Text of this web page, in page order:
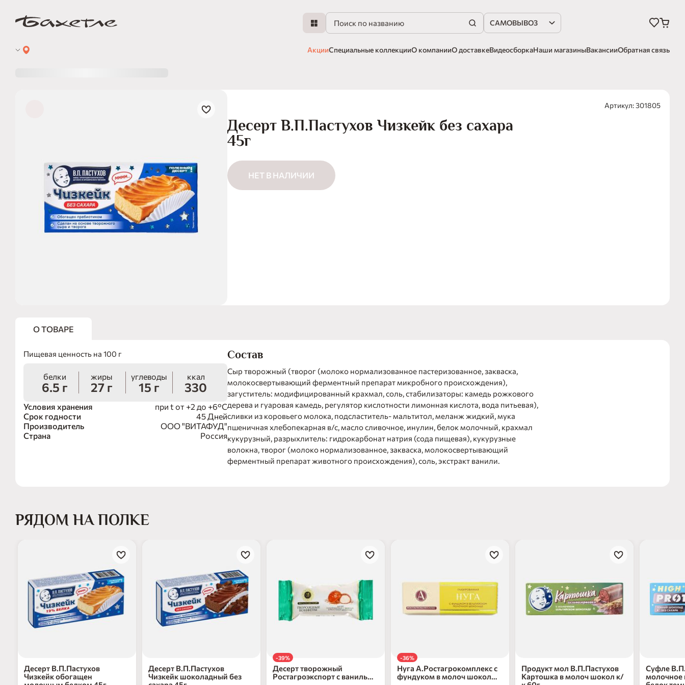
САМОВЫВОЗ
АкцииСпециальные коллекцииО компанииО доставкеВидеосборкаНаши магазиныВакансииОбратная связь
Десерт В.П.Пастухов Чизкейк без сахара
45г
НЕТ В НАЛИЧИИ
Артикул: 301805
О ТОВАРЕ
Пищевая ценность на 100 г
белки
6.5 г
жиры
27 г
углеводы
15 г
ккал
330
Условия хранения
при t от +2 до +6°С
Срок годности
45 Дней
Производитель
ООО "ВИТАФУД"
Страна
Россия
Состав
Сыр творожный (творог (молоко нормализованное пастеризованное, закваска,
молокосвертывающий ферментный препарат микробного происхождения),
загуститель: модифицированный крахмал, соль, стабилизаторы: камедь рожкового
дерева и гуаровая камедь, регулятор кислотности лимонная кислота, вода питьевая),
сливки из коровьего молока, подсластитель- мальтитол, меланж жидкий, мука
пшеничная хлебопекарная в/с, масло сливочное, инулин, белок молочный, крахмал
кукурузный, разрыхлитель: гидрокарбонат натрия (сода пищевая), кукурузные
волокна, творог (молоко нормализованное, закваска, молокосвертывающий
ферментный препарат животного происхождения), соль, экстракт ванили.
РЯДОМ НА ПОЛКЕ
Десерт В.П.Пастухов
Чизкейк обогащен
Десерт В.П.Пастухов
Чизкейк шоколадный без
-39%
Десерт творожный
Ростагроэкспорт с ванилью
-36%
Нуга А.Ростагрокомплекс с
фундуком в молоч шокол
Продукт мол В.П.Пастухов
Картошка в молоч шокол к/
Суфле
молочное